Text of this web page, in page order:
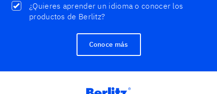
¿Quieres aprender un idioma o conocer los
productos de Berlitz?
Conoce más